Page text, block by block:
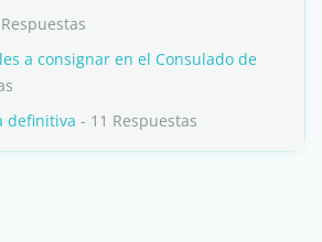
a consignar en el Consulado de
definitiva - 11 Respuestas